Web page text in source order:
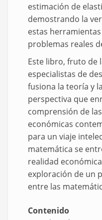
estimación de
demostrando la
estas
problemas reales
Este libro, fruto de
especialistas de
fusiona la teoría y
perspectiva que
comprensión de
económicas
para un viaje
matemática se
realidad
exploración de un
entre las
Contenido